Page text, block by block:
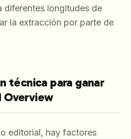
diferentes longitudes de
la extracción por parte de
técnica para ganar
Overview
editorial, hay factores